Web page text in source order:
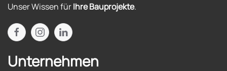
Unser Wissen fürIhre Bauprojekte.
Unternehmen